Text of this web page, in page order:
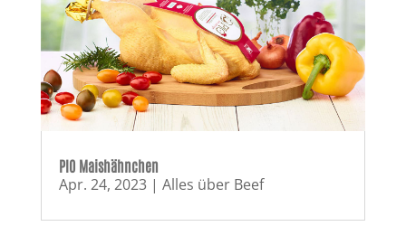
PIO Maishähnchen
Apr. 24, 2023| Alles über Beef